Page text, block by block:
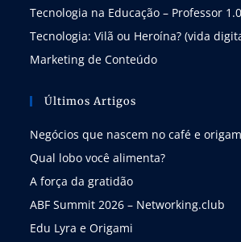
Tecnologia na Educação – Professor
Tecnologia: Vilã ou Heroína? (vida
Marketing de Conteúdo
Últimos Artigos
Negócios que nascem no café e
Qual lobo você alimenta?
A força da gratidão
ABF Summit 2026 – Networking.club
Edu Lyra e Origami